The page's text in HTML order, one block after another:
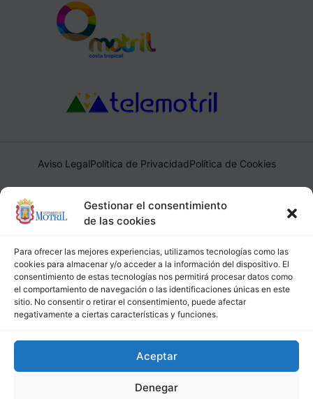
Gestionar el consentimiento
de las cookies
Para ofrecer las mejores experiencias, utilizamos tecnologías como las
cookies para almacenar y/o acceder a la información del dispositivo. El
consentimiento de estas tecnologías nos permitirá procesar datos como
el comportamiento de navegación o las identificaciones únicas en este
sitio. No consentir o retirar el consentimiento, puede afectar
negativamente a ciertas características y funciones.
Aceptar
Denegar
Aviso LegalPolítica de PrivacidadPolítica de Cookies
Ayuntamiento de Motril, Plaza de España, 1, 18600, Motril,
(Granada), CIF: P1814200J, DIR3: L01181400